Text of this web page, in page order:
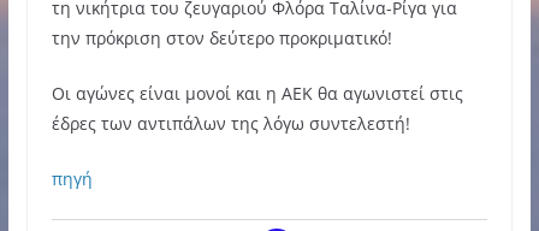
τη νικήτρια του ζευγαριού Φλόρα Ταλίνα-Ρίγα για
την πρόκριση στον δεύτερο προκριματικό!
Οι αγώνες είναι μονοί και η ΑΕΚ θα αγωνιστεί στις
έδρες των αντιπάλων της λόγω συντελεστή!
πηγή